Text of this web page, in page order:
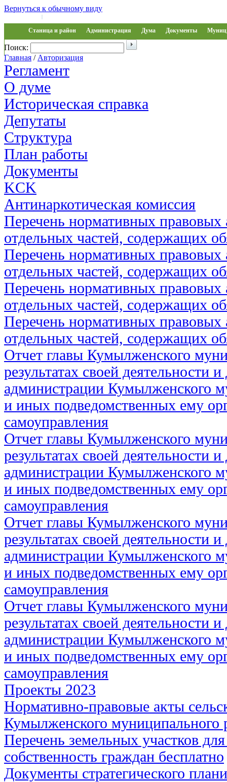
Вернуться к обычному виду
|
Станица и район Администрация Дума Документы Муниц
Обращения
Поиск:
Главная / Авторизация
Регламент
О думе
Историческая справка
Депутаты
Структура
План работы
Документы
KCK
Антинаркотическая комиссия
Перечень нормативных правовых
отдельных частей, содержащих
Перечень нормативных правовых
отдельных частей, содержащих
Перечень нормативных правовых
отдельных частей, содержащих
Перечень нормативных правовых
отдельных частей, содержащих
Отчет главы Кумылженского
результатах своей деятельности
администрации Кумылженского
и иных подведомственных ему
самоуправления
Отчет главы Кумылженского
результатах своей деятельности
администрации Кумылженского
и иных подведомственных ему
самоуправления
Отчет главы Кумылженского
результатах своей деятельности
администрации Кумылженского
и иных подведомственных ему
самоуправления
Отчет главы Кумылженского
результатах своей деятельности
администрации Кумылженского
и иных подведомственных ему
самоуправления
Проекты 2023
Нормативно-правовые акты
Кумылженского муниципального
Перечень земельных участков
собственность граждан бесплатно
Документы стратегического